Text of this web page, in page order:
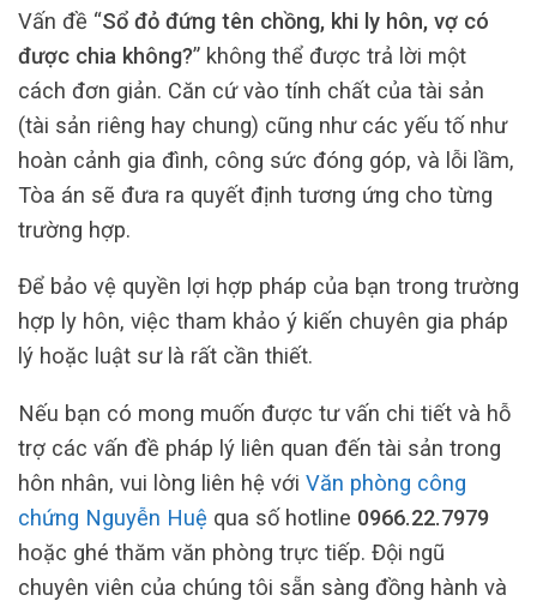
Vấn đề “Sổ đỏ đứng tên chồng, khi ly hôn, vợ có
được chia không?” không thể được trả lời một
cách đơn giản. Căn cứ vào tính chất của tài sản
(tài sản riêng hay chung) cũng như các yếu tố như
hoàn cảnh gia đình, công sức đóng góp, và lỗi lầm,
Tòa án sẽ đưa ra quyết định tương ứng cho từng
trường hợp.
Để bảo vệ quyền lợi hợp pháp của bạn trong trường
hợp ly hôn, việc tham khảo ý kiến chuyên gia pháp
lý hoặc luật sư là rất cần thiết.
Nếu bạn có mong muốn được tư vấn chi tiết và hỗ
trợ các vấn đề pháp lý liên quan đến tài sản trong
hôn nhân, vui lòng liên hệ với Văn phòng công
chứng Nguyễn Huệ qua số hotline 0966.22.7979
hoặc ghé thăm văn phòng trực tiếp. Đội ngũ
chuyên viên của chúng tôi sẵn sàng đồng hành và